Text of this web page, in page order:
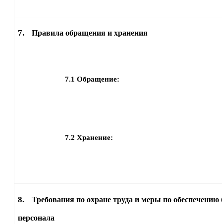
7. Правила обращения и хранения
7.1 Обращение:
7.2 Хранение:
8. Требования по охране труда и меры по обеспечению
персонала